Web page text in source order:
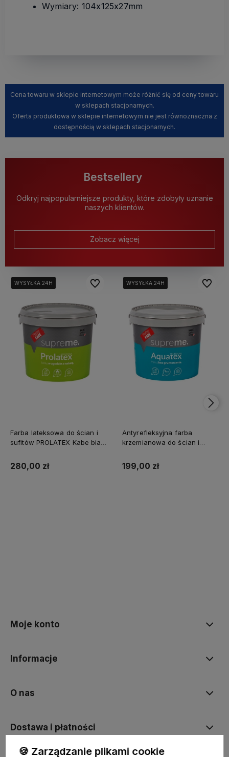
Wymiary: 104x125x27mm
Cena towaru w sklepie internetowym może różnić się od ceny towaru
w sklepach stacjonarnych.
Oferta produktowa w sklepie internetowym nie jest równoznaczna z
dostępnością w sklepach stacjonarnych.
Bestsellery
Odkryj najpopularniejsze produkty, które zdobyły uznanie
naszych klientów.
Zobacz więcej
WYSYŁKA 24H
WYSYŁKA 24H
Farba lateksowa do ścian i
sufitów PROLATEX Kabe biała
matowa
280,00 zł
Do ulubionychWYSYŁKA 24H
WYSYŁKA 24H
Antyrefleksyjna farba
krzemianowa do ścian i
199,00 zł
Do
Moje konto
Informacje
O nas
Dostawa i płatności
🍪 Zarządzanie plikami cookie